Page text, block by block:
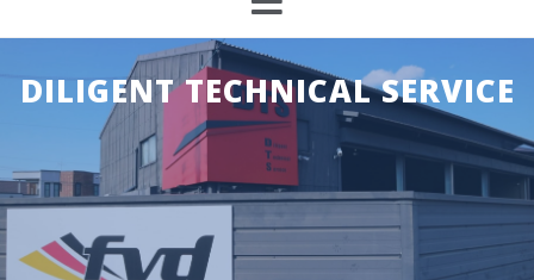
DILIGENT TECHNICAL SERVICE